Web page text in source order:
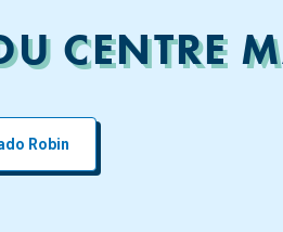
CENTRE
Robin